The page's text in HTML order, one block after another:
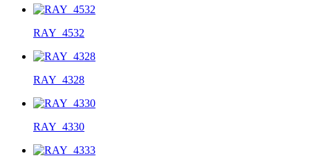
RAY_4532
RAY_4328
RAY_4330